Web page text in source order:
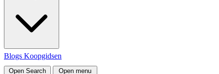
Blogs Koopgidsen
Open Search Open menu